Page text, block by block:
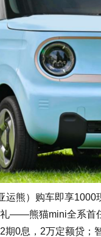
）购车即享1000
——熊猫mini全系首
0息，2万定额贷